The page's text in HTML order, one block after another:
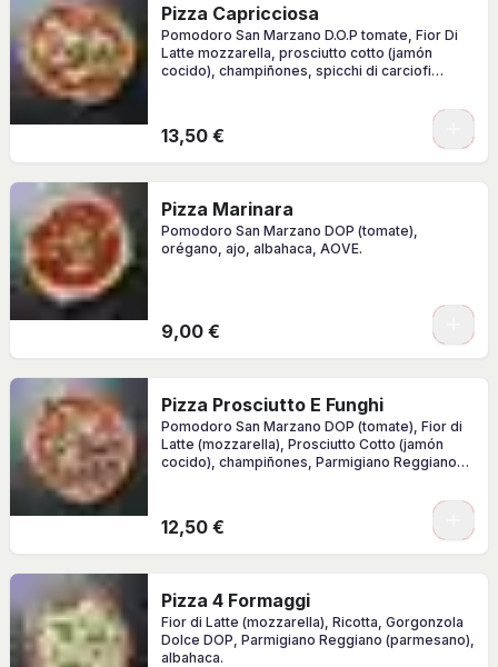
Pizza Capricciosa
Pomodoro San Marzano D.O.P tomate, Fior Di
Latte mozzarella, prosciutto cotto (jamón
cocido), champiñones, spicchi di carciofi
13,50 €
Pizza Marinara
Pomodoro San Marzano DOP (tomate),
orégano, ajo, albahaca, AOVE.
9,00 €
Pizza Prosciutto E Funghi
Pomodoro San Marzano DOP (tomate), Fior di
Latte (mozzarella), Prosciutto Cotto (jamón
cocido), champiñones, Parmigiano Reggiano
12,50 €
Pizza 4 Formaggi
Fior di Latte (mozzarella), Ricotta, Gorgonzola
Dolce DOP, Parmigiano Reggiano (parmesano),
albahaca.